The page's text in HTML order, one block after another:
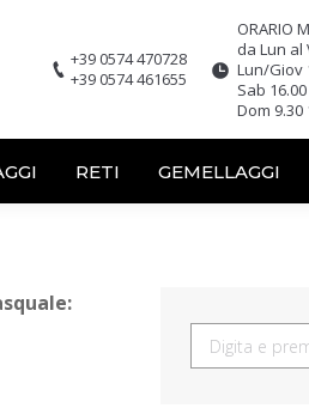
+39 0574 470728
+39 0574 461655
ORARIO
da Lun al
Lun/Giov
Sab
Dom 9.30
RETI GEMELLAGGI
Search: